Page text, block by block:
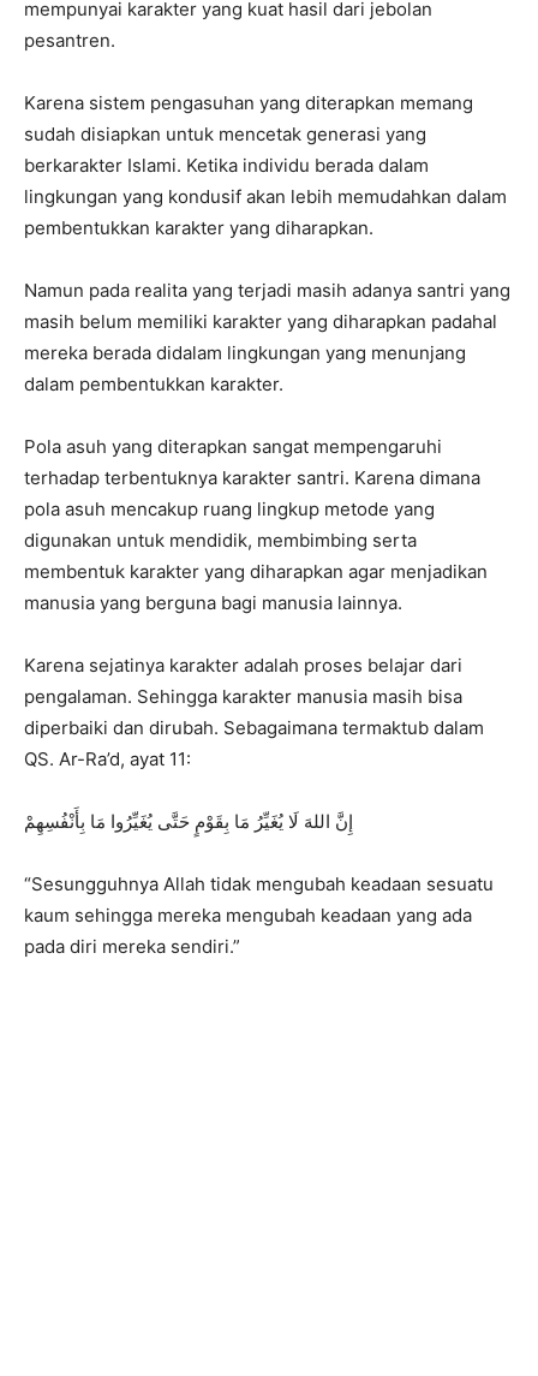
mempunyai karakter yang kuat hasil dari jebolan
pesantren.
Karena sistem pengasuhan yang diterapkan memang
sudah disiapkan untuk mencetak generasi yang
berkarakter Islami. Ketika individu berada dalam
lingkungan yang kondusif akan lebih memudahkan dalam
pembentukkan karakter yang diharapkan.
Namun pada realita yang terjadi masih adanya santri yang
masih belum memiliki karakter yang diharapkan padahal
mereka berada didalam lingkungan yang menunjang
dalam pembentukkan karakter.
Pola asuh yang diterapkan sangat mempengaruhi
terhadap terbentuknya karakter santri. Karena dimana
pola asuh mencakup ruang lingkup metode yang
digunakan untuk mendidik, membimbing serta
membentuk karakter yang diharapkan agar menjadikan
manusia yang berguna bagi manusia lainnya.
Karena sejatinya karakter adalah proses belajar dari
pengalaman. Sehingga karakter manusia masih bisa
diperbaiki dan dirubah. Sebagaimana termaktub dalam
QS. Ar-Ra’d, ayat 11:
إِنَّ اللهَ لَا يُغَيِّرُ مَا بِقَوْمٍ حَتَّى يُغَيِّرُوا مَا بِأَنْفُسِهِمْ
“Sesungguhnya Allah tidak mengubah keadaan sesuatu
kaum sehingga mereka mengubah keadaan yang ada
pada diri mereka sendiri.”